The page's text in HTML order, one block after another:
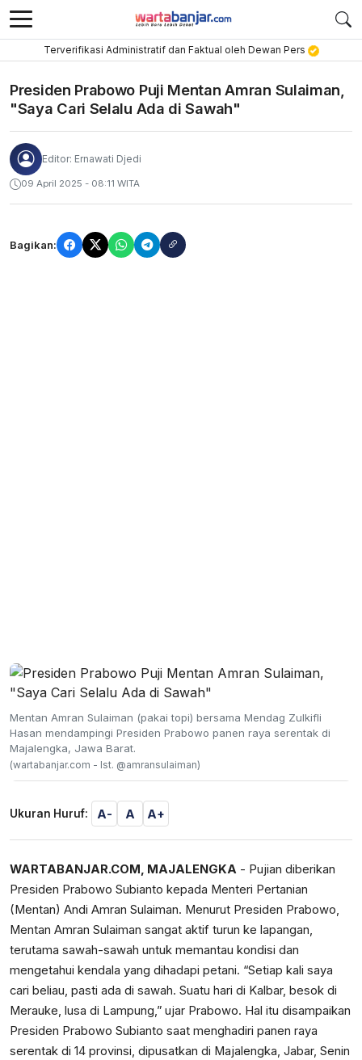
Terverifikasi Administratif dan Faktual oleh Dewan Pers
Presiden Prabowo Puji Mentan Amran Sulaiman,
"Saya Cari Selalu Ada di Sawah"
Editor: Ernawati Djedi
09 April 2025 - 08:11 WITA
Bagikan:
Mentan Amran Sulaiman (pakai topi) bersama Mendag Zulkifli
Hasan mendampingi Presiden Prabowo panen raya serentak di
Majalengka, Jawa Barat.
(wartabanjar.com - Ist. @amransulaiman)
Ukuran Huruf: A- A A+
WARTABANJAR.COM, MAJALENGKA - Pujian diberikan
Presiden Prabowo Subianto kepada Menteri Pertanian
(Mentan) Andi Amran Sulaiman. Menurut Presiden Prabowo,
Mentan Amran Sulaiman sangat aktif turun ke lapangan,
terutama sawah-sawah untuk memantau kondisi dan
mengetahui kendala yang dihadapi petani. “Setiap kali saya
cari beliau, pasti ada di sawah. Suatu hari di Kalbar, besok di
Merauke, lusa di Lampung,” ujar Prabowo. Hal itu disampaikan
Presiden Prabowo Subianto saat menghadiri panen raya
serentak di 14 provinsi, dipusatkan di Majalengka, Jabar, Senin